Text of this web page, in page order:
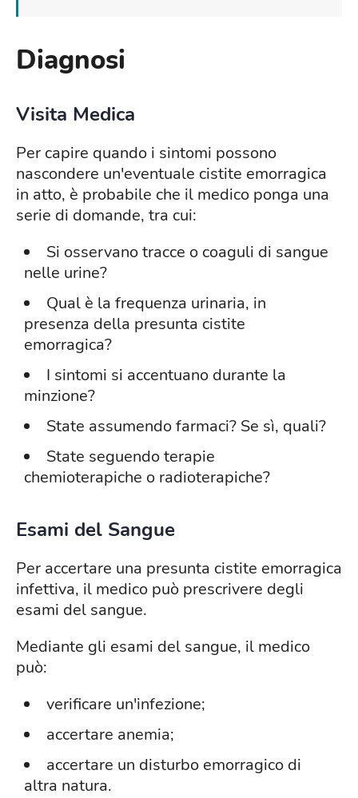
Diagnosi
Visita Medica
Per capire quando i sintomi possono
nascondere un'eventuale cistite emorragica
in atto, è probabile che il medico ponga una
serie di domande, tra cui:
Si osservano tracce o coaguli di sangue
nelle urine?
Qual è la frequenza urinaria, in
presenza della presunta cistite
emorragica?
I sintomi si accentuano durante la
minzione?
State assumendo farmaci? Se sì, quali?
State seguendo terapie
chemioterapiche o radioterapiche?
Esami del Sangue
Per accertare una presunta cistite emorragica
infettiva, il medico può prescrivere degli
esami del sangue.
Mediante gli esami del sangue, il medico
può:
verificare un'infezione;
accertare anemia;
accertare un disturbo emorragico di
altra natura.